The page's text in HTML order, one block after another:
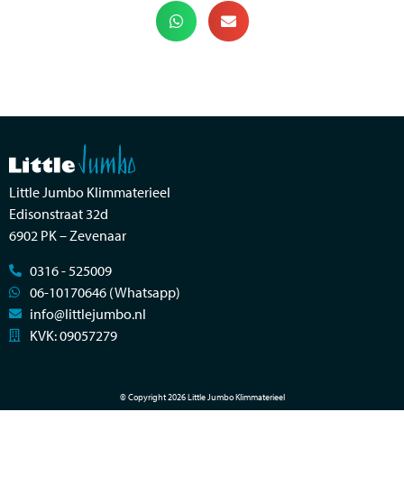
Little Jumbo Klimmaterieel
Edisonstraat 32d
6902 PK – Zevenaar
0316 - 525009
06-10170646 (Whatsapp)
info@littlejumbo.nl
KVK: 09057279
© Copyright 2026 Little Jumbo Klimmaterieel